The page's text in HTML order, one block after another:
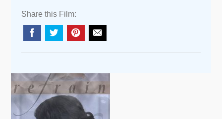
Share this Film: